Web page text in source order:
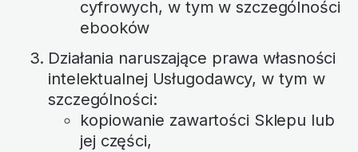
cyfrowych, w tym w szczególności
ebooków
Działania naruszające prawa własności
intelektualnej Usługodawcy, w tym w
szczególności:
kopiowanie zawartości Sklepu lub
jej części,